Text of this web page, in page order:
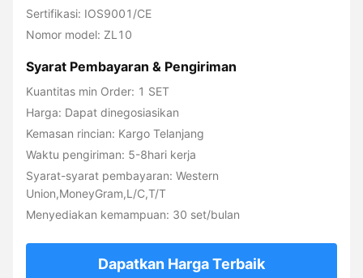
Sertifikasi: IOS9001/CE
Nomor model: ZL10
Syarat Pembayaran & Pengiriman
Kuantitas min Order: 1 SET
Harga: Dapat dinegosiasikan
Kemasan rincian: Kargo Telanjang
Waktu pengiriman: 5-8hari kerja
Syarat-syarat pembayaran: Western
Union,MoneyGram,L/C,T/T
Menyediakan kemampuan: 30 set/bulan
Dapatkan Harga Terbaik